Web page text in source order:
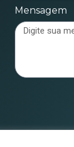
Mensagem